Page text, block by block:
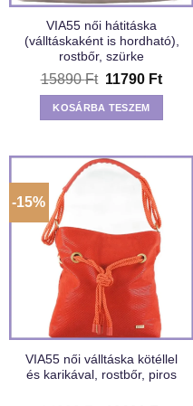
VIA55 női hátitáska
(válltáskaként is hordható),
rostbőr, szürke
15890Ft Original
price
was:
15890 Ft.
11790 Ft
price
KOSÁRBA TESZEM
-15%
VIA55 női válltáska kötéllel
és karikával, rostbőr, piros